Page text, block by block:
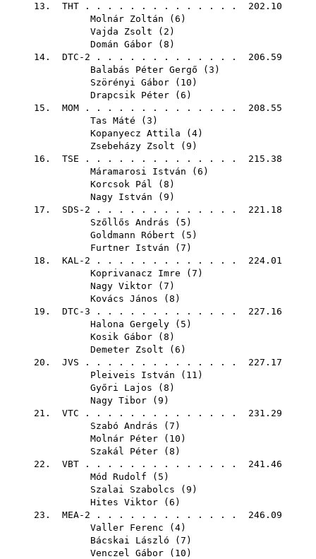
13. THT . . . . . . . . . . . . . . 202.10
Molnár Zoltán ( 6 )
Vajda Zsolt ( 2 )
Domán Gábor ( 8 )
14. DTC-2 . . . . . . . . . . . . . 206.59
Balabás Péter Gergő ( 3 )
Szörényi Gábor ( 10 )
Drapcsik Péter ( 6 )
15. MOM . . . . . . . . . . . . . . 208.55
Tas Máté ( 3 )
Kopanyecz Attila ( 4)
Zsebeházy Zsolt ( 9 )
16. TSE . . . . . . . . . . . . . . 215.38
Máramarosi István ( 6 )
Korcsok Pál ( 8 )
Nagy István ( 9 )
17. SDS-2 . . . . . . . . . . . . . 221.18
Szőllős András ( 5 )
Goldmann Róbert ( 5 )
Furtner István ( 7 )
18. KAL-2 . . . . . . . . . . . . . 224.01
Koprivanacz Imre ( 7 )
Nagy Viktor ( 7 )
Kovács János ( 8 )
19. DTC-3 . . . . . . . . . . . . . 227.16
Halona Gergely ( 5 )
Kosik Gábor ( 8 )
Demeter Zsolt ( 6 )
20. JVS . . . . . . . . . . . . . . 227.17
Pleiveis István ( 11 )
Győri Lajos ( 8 )
Nagy Tibor ( 9 )
21. VTC . . . . . . . . . . . . . . 231.29
Szabó András ( 7 )
Molnár Péter ( 10 )
Szakál Péter ( 8 )
22. VBT . . . . . . . . . . . . . . 241.46
Mód Rudolf ( 5 )
Szalai Szabolcs ( 9 )
Hites Viktor ( 6 )
23. MEA-2 . . . . . . . . . . . . . 246.09
Valler Ferenc ( 4)
Bácskai László ( 7 )
Venczel Gábor ( 10 )